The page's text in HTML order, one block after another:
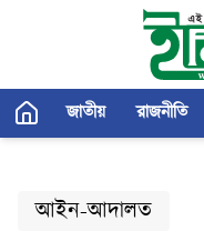
জাতীয় রাজনীতি
আইন-আদালত